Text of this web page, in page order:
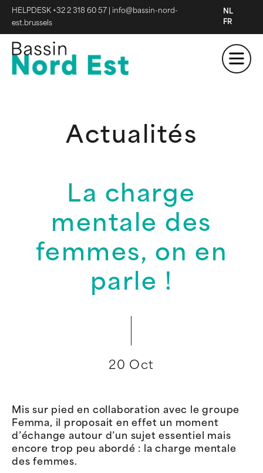
HELPDESK +32 2 318 60 57
info@bassin-nord-
est.brussels
NL
FR
Actualités
La charge
mentale des
femmes, on en
parle !
20 Oct
Mis sur pied en collaboration avec le groupe
Femma, il proposait en effet un moment
d’échange autour d’un sujet essentiel mais
encore trop peu abordé : la charge mentale
des femmes.